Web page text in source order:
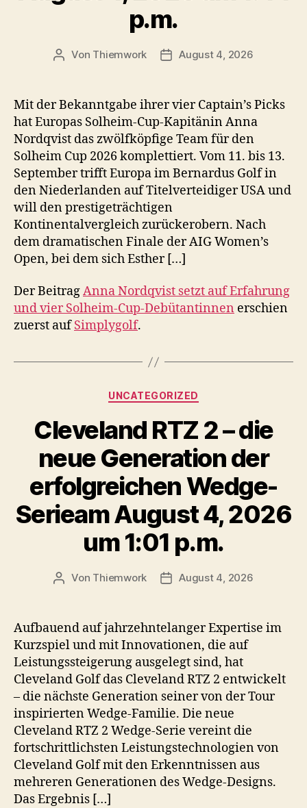
p.m.
Beitragsautor
Von Thiemwork Veröffentlichungsdatum
August 4, 2026
Mit der Bekanntgabe ihrer vier Captain’s Picks
hat Europas Solheim-Cup-Kapitänin Anna
Nordqvist das zwölfköpfige Team für den
Solheim Cup 2026 komplettiert. Vom 11. bis 13.
September trifft Europa im Bernardus Golf in
den Niederlanden auf Titelverteidiger USA und
will den prestigeträchtigen
Kontinentalvergleich zurückerobern. Nach
dem dramatischen Finale der AIG Women’s
Open, bei dem sich Esther […]
Der BeitragAnna Nordqvist setzt auf Erfahrung
und vier Solheim-Cup-Debütantinnen erschien
zuerst aufSimplygolf.
Kategorien
UNCATEGORIZED
Cleveland RTZ 2 – die
neue Generation der
erfolgreichen Wedge-
Serieam August 4, 2026
um 1:01 p.m.
Beitragsautor
Von Thiemwork Veröffentlichungsdatum
August 4, 2026
Aufbauend auf jahrzehntelanger Expertise im
Kurzspiel und mit Innovationen, die auf
Leistungssteigerung ausgelegt sind, hat
Cleveland Golf das Cleveland RTZ 2 entwickelt
– die nächste Generation seiner von der Tour
inspirierten Wedge-Familie. Die neue
Cleveland RTZ 2 Wedge-Serie vereint die
fortschrittlichsten Leistungstechnologien von
Cleveland Golf mit den Erkenntnissen aus
mehreren Generationen des Wedge-Designs.
Das Ergebnis […]